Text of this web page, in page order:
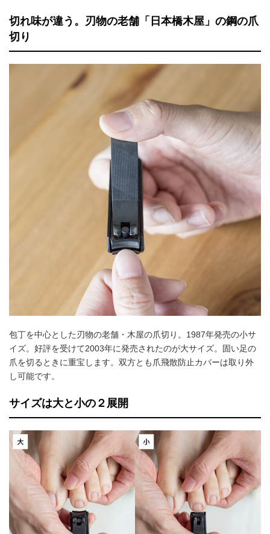
切れ味が違う。刃物の老舗「日本橋木屋」の鋼の爪
切り
包丁を中心とした刃物の老舗・木屋の爪切り。1987年発売の小サ
イズ。好評を受けて2003年に発売されたのが大サイズ。固い足の
爪を切るときに重宝します。双方とも爪飛散防止カバーは取り外
し可能です。
サイズは大と小の２展開